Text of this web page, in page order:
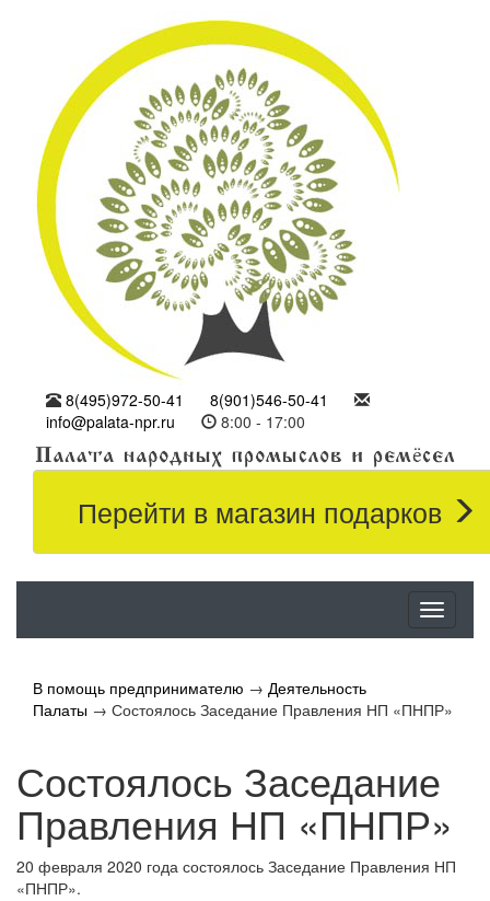
8(495)972-50-41
8(901)546-50-41
info@palata-npr.ru
8:00 - 17:00
Перейти в магазин подарков
Меню
В помощь предпринимателю → Деятельность
Палаты → Состоялось Заседание Правления НП «ПНПР»
Состоялось Заседание
Правления НП «ПНПР»
20 февраля 2020 года состоялось Заседание Правления НП
«ПНПР».